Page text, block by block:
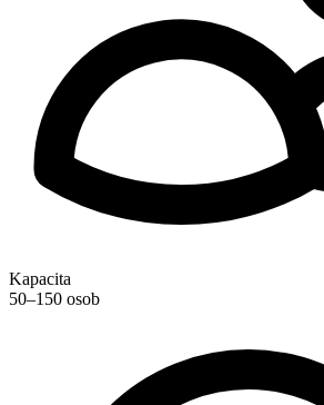
Kapacita
50–150 osob